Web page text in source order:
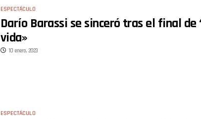
ESPECTÁCULO
Darío Barassi se sinceró tras el final de
vida»
10 enero, 2023
ESPECTÁCULO